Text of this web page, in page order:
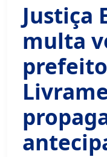
Justiça
multa